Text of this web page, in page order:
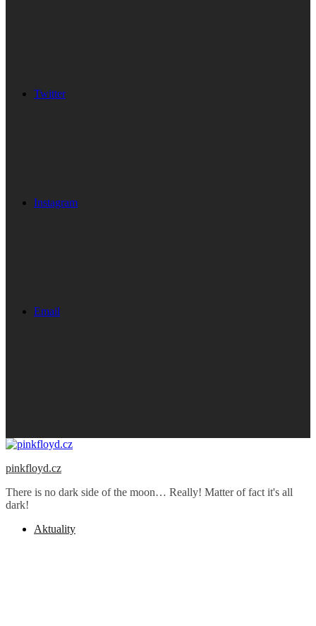
Twitter
Instagram
Email
pinkfloyd.cz
There is no dark side of the moon… Really! Matter of fact it's all
dark!
Aktuality